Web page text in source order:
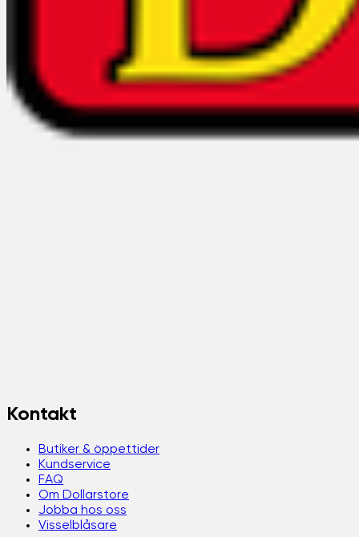
Kontakt
Butiker & öppettider
Kundservice
FAQ
Om Dollarstore
Jobba hos oss
Visselblåsare